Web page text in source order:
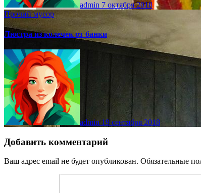
admin 7 октября 2018
Прочий мусор
Люстра из колечек от банки
admin 19 сентября 2018
Добавить комментарий
Ваш адрес email не будет опубликован. Обязательные